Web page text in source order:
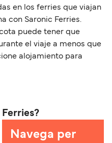
en los ferries que viajan
con Saronic Ferries.
puede tener que
el viaje a menos que
alojamiento para
Navega per